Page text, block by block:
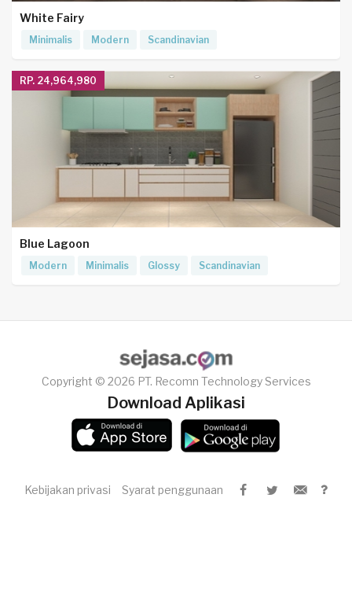
White Fairy
Minimalis Modern Scandinavian
RP. 24,964,980
Blue Lagoon
Modern Minimalis Glossy Scandinavian
Copyright © 2026 PT. Recomn Technology Services
Download Aplikasi
Kebijakan privasi Syarat penggunaan